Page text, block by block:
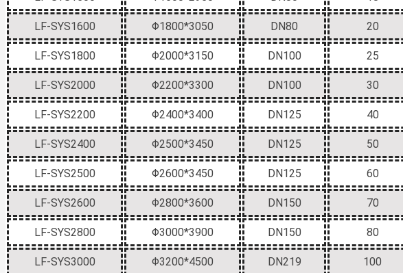
LF-SYS1600 Φ1800*3050 DN80 20
LF-SYS1800 Φ2000*3150 DN100 25
LF-SYS2000 Φ2200*3300 DN100 30
LF-SYS2200 Φ2400*3400 DN125 40
LF-SYS2400 Φ2500*3450 DN125 50
LF-SYS2500 Φ2600*3450 DN125 60
LF-SYS2600 Φ2800*3600 DN150 70
LF-SYS2800 Φ3000*3900 DN150 80
LF-SYS3000 Φ3200*4500 DN219 100